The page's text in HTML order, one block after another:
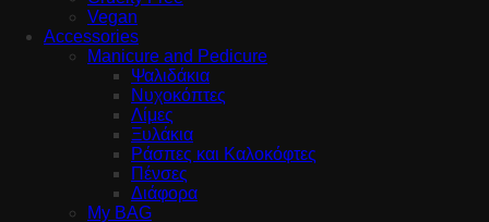
Vegan
Accessories
Manicure and Pedicure
Ψαλιδάκια
Νυχοκόπτες
Λίμες
Ξυλάκια
Ράσπες και Καλοκόφτες
Πένσες
Διάφορα
My BAG